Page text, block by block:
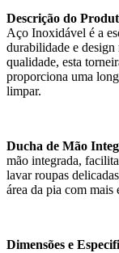
Descrição do
Aço Inoxidável é a
durabilidade e
qualidade, esta
proporciona uma
limpar.
Ducha de Mão
mão integrada,
lavar roupas
área da pia com mais
Dimensões e